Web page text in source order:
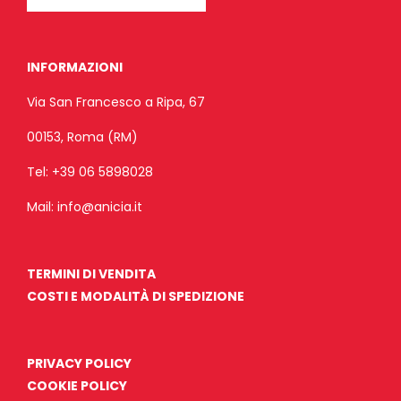
INFORMAZIONI
Via San Francesco a Ripa, 67
00153, Roma (RM)
Tel: +39 06 5898028
Mail: info@anicia.it
TERMINI DI VENDITA
COSTI E MODALITÀ DI SPEDIZIONE
PRIVACY POLICY
COOKIE POLICY